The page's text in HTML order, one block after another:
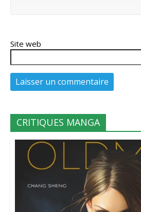
Site web
CRITIQUES MANGA